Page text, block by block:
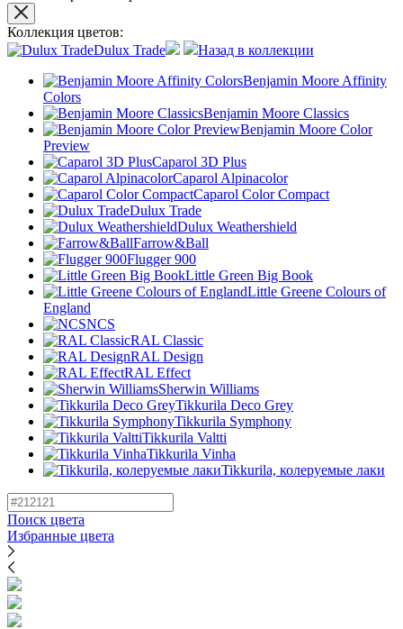
Коллекция цветов:
Dulux Trade
Назад в коллекции
Benjamin Moore Affinity
Colors
Benjamin Moore Classics
Benjamin Moore Color
Preview
Caparol 3D Plus
Caparol Alpinacolor
Caparol Color Compact
Dulux Trade
Dulux Weathershield
Farrow&Ball
Flugger 900
Little Green Big Book
Little Greene Colours of
England
NCS
RAL Classic
RAL Design
RAL Effect
Sherwin Williams
Tikkurila Deco Grey
Tikkurila Symphony
Tikkurila Valtti
Tikkurila Vinha
Tikkurila, колеруемые лаки
Поиск цвета
Избранные цвета